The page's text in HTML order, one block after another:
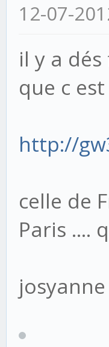
12-07-
il y a
que c
http://
celle de
Paris ....
josyanne